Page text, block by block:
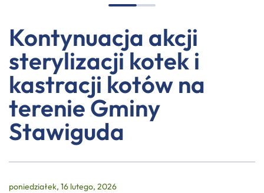
Kontynuacja akcji
sterylizacji kotek i
kastracji kotów na
terenie Gminy
Stawiguda
poniedziałek, 16 lutego, 2026